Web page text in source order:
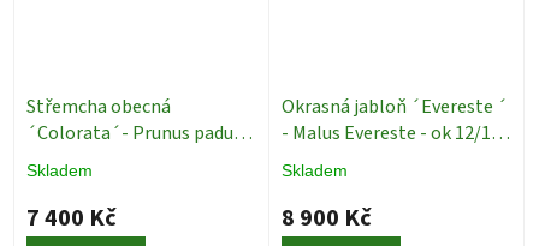
Střemcha obecná
´Colorata´- Prunus padus
Skladem
7 400 Kč
Okrasná jabloň ´Evereste ´
- Malus Evereste - ok 12/14
okrasné ovocné stromy
Skladem
8 900 Kč